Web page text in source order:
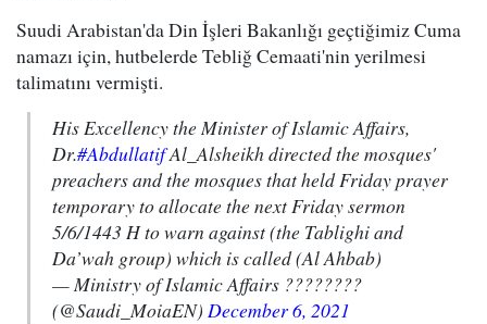
Suudi Arabistan'da Din İşleri Bakanlığı geçtiğimiz Cuma
namazı için, hutbelerde Tebliğ Cemaati'nin yerilmesi
talimatını vermişti.
His Excellency the Minister of Islamic Affairs,
Dr.#AbdullatifAl_Alsheikh directed the mosques'
preachers and the mosques that held Friday prayer
temporary to allocate the next Friday sermon
5/6/1443 H to warn against (the Tablighi and
Da’wah group) which is called (Al Ahbab)
— Ministry of Islamic Affairs ????????
(@Saudi_MoiaEN) December 6, 2021